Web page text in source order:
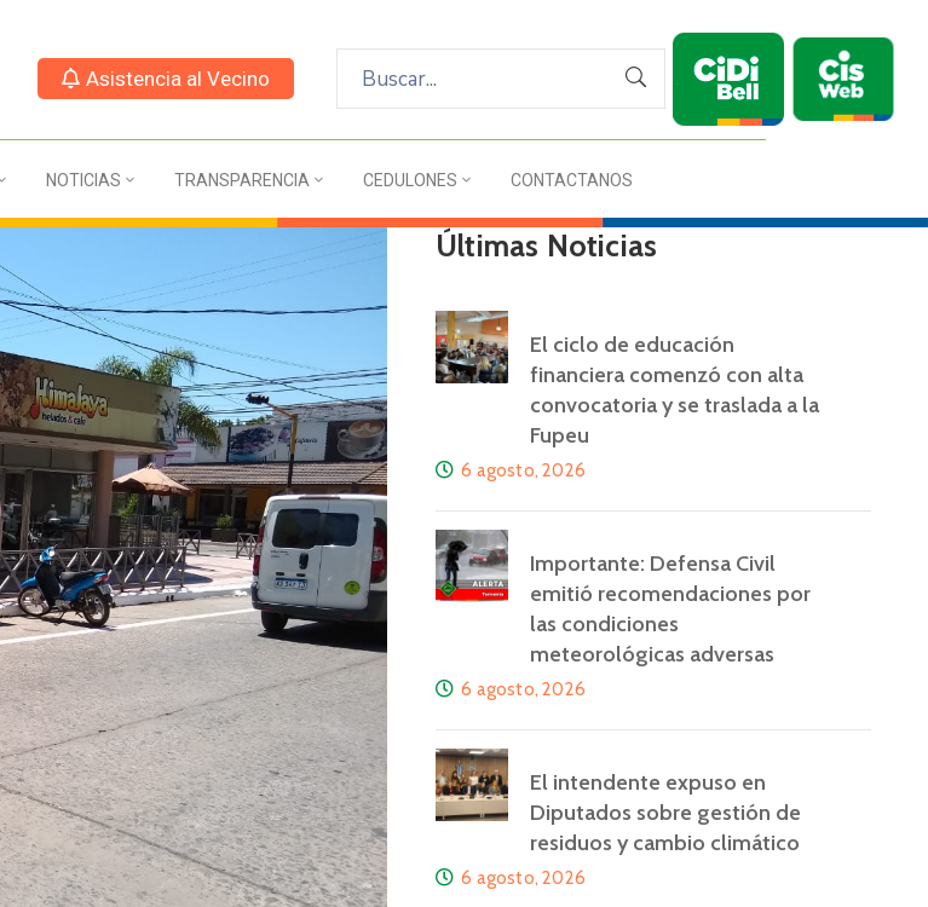
Asistencia al Vecino
NOTICIAS TRANSPARENCIA CEDULONES CONTACTANOS
Últimas Noticias
El ciclo de educación
financiera comenzó con alta
convocatoria y se traslada a la
Fupeu
6 agosto, 2026
Importante: Defensa Civil
emitió recomendaciones por
las condiciones
meteorológicas adversas
6 agosto, 2026
El intendente expuso en
Diputados sobre gestión de
residuos y cambio climático
6 agosto, 2026